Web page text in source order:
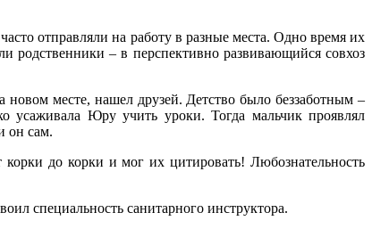
отправляли на работу в разные места. Одно время их
родственники – в перспективно развивающийся совхоз
месте, нашел друзей. Детство было беззаботным –
усаживала Юру учить уроки. Тогда мальчик проявлял
он сам.
до корки и мог их цитировать! Любознательность
специальность санитарного инструктора.